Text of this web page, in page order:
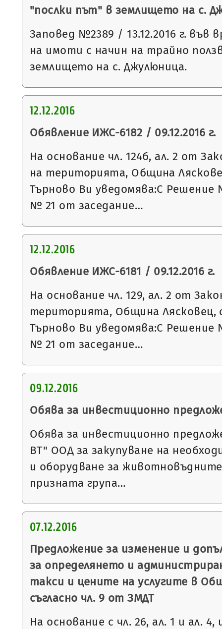
"послки път" в землището на с.
Заповед №2389 / 13.12.2016 г. във
на имоти с начин на трайно
землището на с. Джулюница.
12.12.2016
Обявление ИЖС-6182 / 09.12.2016 г.
На основание чл. 124б, ал. 2 от
на територията, Община
Търново Ви уведомява:С
№ 21 от заседание…
12.12.2016
Обявление ИЖС-6181 / 09.12.2016 г.
На основание чл. 129, ал. 2 от
територията, Община Лясковец,
Търново Ви уведомява:С
№ 21 от заседание…
09.12.2016
Обява за инвестиционно
Обява за инвестиционно
ВТ" ООД за закупуване на
и оборудване за
призната група…
07.12.2016
Предложение за изменение и
за определянето и
такси и цените на услугите в
съгласно чл. 9 от ЗМДТ
На основание с чл. 26, ал. 1 и ал. 4,